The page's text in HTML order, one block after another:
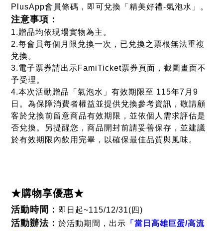
PlusApp會員條碼，即可兌換「精美好禮-氣泡水」。
注意事項：
1.贈品均依現場實物為主。
2.每會員每個月限兌換一次，已兌換之票根無法重複
兌換。
3.電子票券請出示FamiTicket票券頁面，截圖畫面不
予受理。
4.本次活動贈品「氣泡水」有效期限至 115年7月9
日。為保障消費者權益並提供兌換參考資訊，敬請顧
客於兌換前留意商品有效期限，並依個人需求評估是
否兌換。另提醒您，商品開封前請妥善保存，並建議
於有效期限內飲用完畢，以確保最佳品質與風味。
★購物享優惠★
活動時間： 即日起~115/12/31(四)
活動辦法：於活動期間，出示 「當日高雄巨蛋/高流